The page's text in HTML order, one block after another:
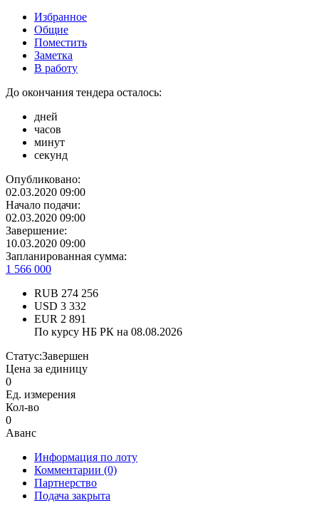
Избранное
Общие
Поместить
Заметка
В работу
До окончания тендера осталось:
дней
часов
минут
секунд
Опубликовано:
02.03.2020 09:00
Начало подачи:
02.03.2020 09:00
Завершение:
10.03.2020 09:00
Запланированная сумма:
1 566 000
RUB 274 256
USD 3 332
EUR 2 891
По курсу НБ РК на 08.08.2026
Статус:Завершен
Цена за единицу
0
Ед. измерения
Кол-во
0
Аванс
Информация по лоту
Комментарии (0)
Партнерство
Подача закрыта